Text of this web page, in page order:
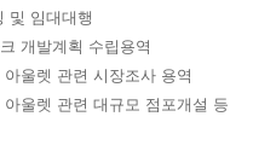
및 임대대행
개발계획 수립용역
울렛 관련 시장조사 용역
울렛 관련 대규모 점포개설 등